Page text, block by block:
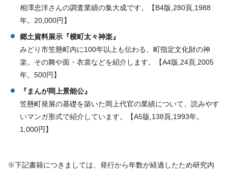
相澤忠洋さんの調査業績の集大成です。【B4版,280頁,1988
年。20,000円】
郷土資料展示『横町太々神楽』
みどり市笠懸町内に100年以上も伝わる、町指定文化財の神
楽。その舞や面・衣裳などを紹介します。【A4版,24頁,2005
年。500円】
『まんが岡上景能公』
笠懸町発展の基礎を築いた岡上代官の業績について、読みやす
いマンガ形式で紹介しています。【A5版,138頁,1993年。
1,000円】
※下記書籍につきましては、発行から年数が経過したため研究内